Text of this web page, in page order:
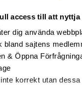
access till att
dig använda
bland sajtens
& Öppna
korrekt utan
får